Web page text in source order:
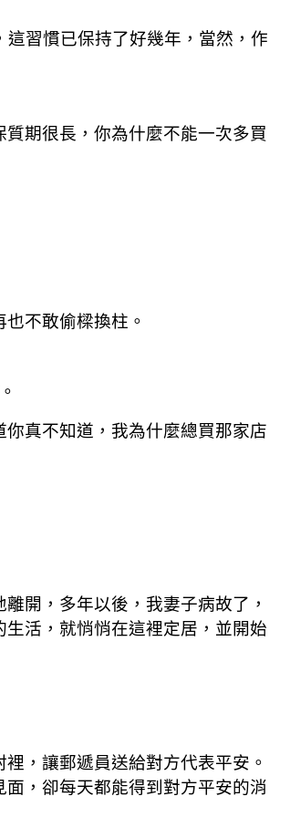
習慣已保持了好幾年，當然，作
期很長，你為什麼不能一次多買
不敢偷樑換柱。
真不知道，我為什麼總買那家店
開，多年以後，我妻子病故了，
活，就悄悄在這裡定居，並開始
，讓郵遞員送給對方代表平安。
，卻每天都能得到對方平安的消